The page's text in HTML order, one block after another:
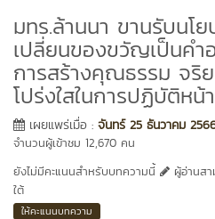
มทร.ล้านนา ขานรับนโ
เปลี่ยนของขวัญเป็นคำ
การสร้างคุณธรรม จริ
โปร่งใสในการปฏิบัติหน้
เผยแพร่เมื่อ : จันทร์ 25 ธันวาคม
จำนวนผู้เข้าชม 12,670 คน
ยังไม่มีคะแนนสำหรับบทความนี้
ผู้อ่านส
ใต้
ให้คะแนนบทความ